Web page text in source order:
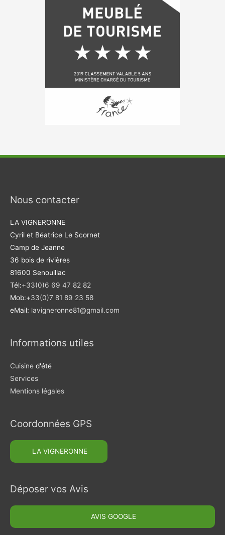
Nous contacter
LA VIGNERONNE
Cyril et Béatrice Le Scornet
Camp de Jeanne
36 bois de rivières
81600 Senouillac
Tél:+33(0)6 69 47 82 82
Mob:+33(0)7 81 89 23 58
eMail: lavigneronne81@gmail.com
Informations utiles
Cuisine d'été
Services
Mentions légales
Coordonnées GPS
Déposer vos Avis